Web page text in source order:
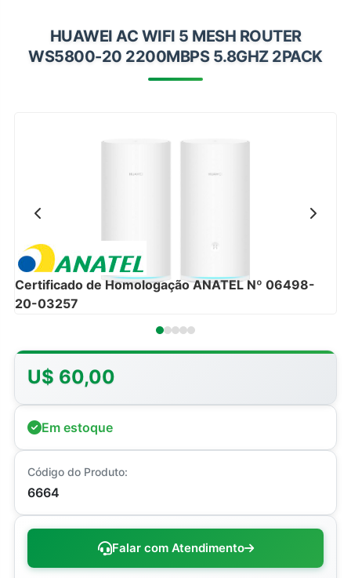
Onu Epon
Onu-Gpon-Gpon
Ferramentas-Tools
HUAWEI AC WIFI 5 MESH ROUTER
WS5800-20 2200MBPS 5.8GHZ 2PACK
Certificado de Homologação ANATEL Nº 06498-
20-03257
U$ 60,00
Em estoque
Código do Produto:
6664
Falar com Atendimento